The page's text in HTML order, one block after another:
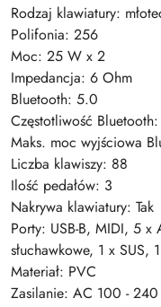
Rodzaj klawiatury:
Polifonia: 256
Moc: 25 W x 2
Impedancja: 6 Ohm
Bluetooth: 5.0
Częstotliwość
Maks. moc wyjściowa
Liczba klawiszy: 88
Ilość pedałów: 3
Nakrywa klawiatury: Tak
Porty: USB-B, MIDI, 5
słuchawkowe, 1 x SUS,
Materiał: PVC
Zasilanie: AC 100 -